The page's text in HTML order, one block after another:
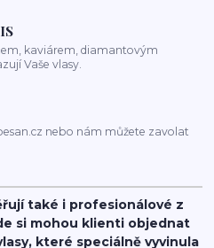
kaviárem, diamantovým
Vaše vlasy.
nebo nám můžete zavolat
také i profesionálové z
si mohou klienti objednat
které speciálně vyvinula